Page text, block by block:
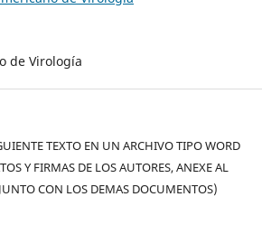
de Virología
TEXTO EN UN ARCHIVO TIPO WORD
Y FIRMAS DE LOS AUTORES, ANEXE AL
CON LOS DEMAS DOCUMENTOS)